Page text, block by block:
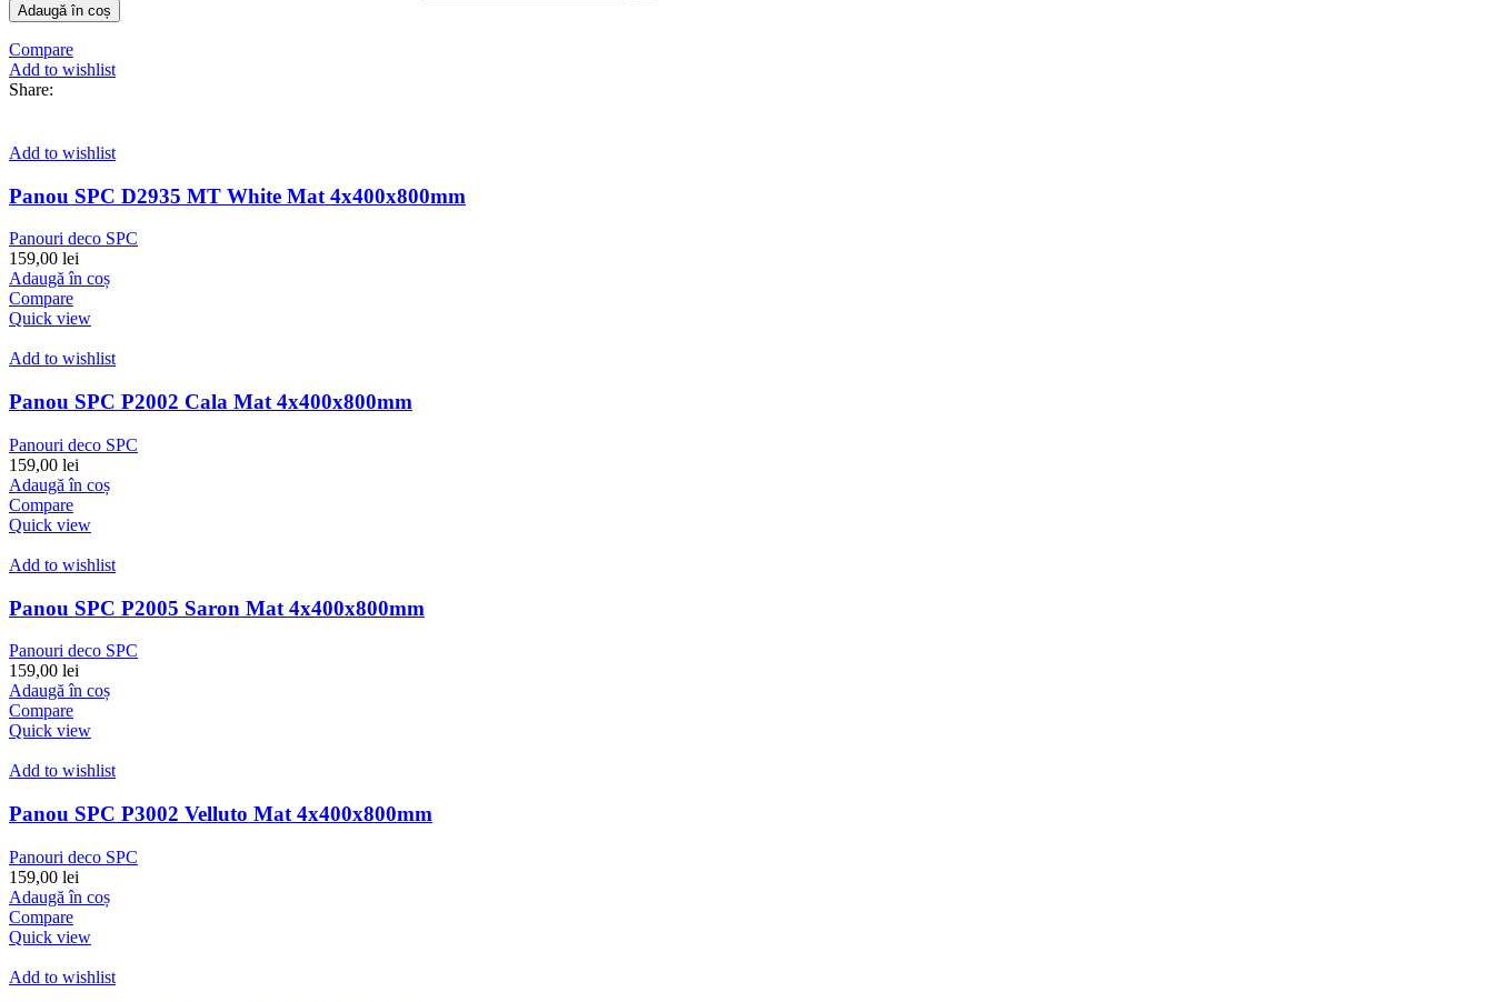
Adaugă în coș
Compare
Add to wishlist
Share:
Add to wishlist
Panou SPC D2935 MT White Mat 4x400x800mm
Panouri deco SPC
159,00 lei
Adaugă în coș
Compare
Quick view
Add to wishlist
Panou SPC P2002 Cala Mat 4x400x800mm
Panouri deco SPC
159,00 lei
Adaugă în coș
Compare
Quick view
Add to wishlist
Panou SPC P2005 Saron Mat 4x400x800mm
Panouri deco SPC
159,00 lei
Adaugă în coș
Compare
Quick view
Add to wishlist
Panou SPC P3002 Velluto Mat 4x400x800mm
Panouri deco SPC
159,00 lei
Adaugă în coș
Compare
Quick view
Add to wishlist